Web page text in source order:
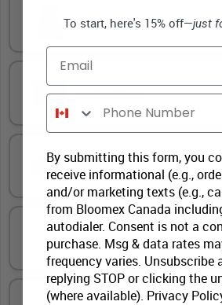
Ours en peluche
Gourmandises
Ballon à thème coloré
Vin et de la bière premium
To start, here's 15% off—just
Email
Phone Number
By submitting this form, you
receive informational (e.g.,
and/or marketing texts (e.g.,
from Bloomex Canada
autodialer. Consent is not a
purchase. Msg & data rates
frequency varies. Unsubscribe
replying STOP or clicking the
(where available). Privacy